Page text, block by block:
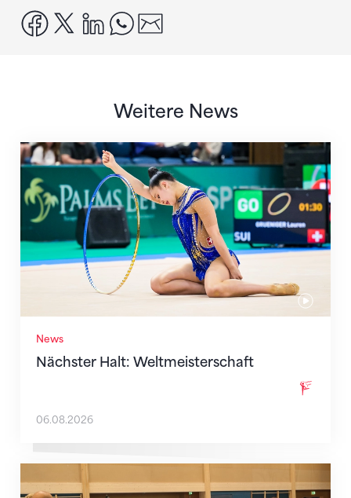
facebook
x linkedinwhatsapp
Weitere News
News
Nächster Halt: Weltmeisterschaft
Nächster Halt: Weltmeisterschaft
06.08.2026
Mit klaren Zielen nach Zagreb